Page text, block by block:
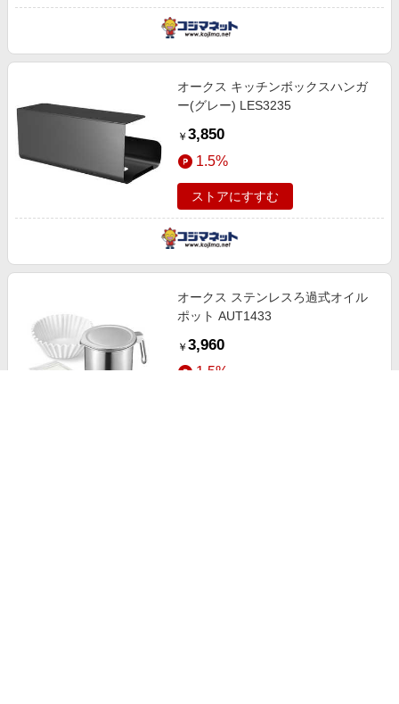
オークス キッチンボックスハンガ
ー(グレー) LES3235
￥ 3,850
1.5%
ストアにすすむ
オークス ステンレスろ過式オイル
ポット AUT1433
￥ 3,960
1.5%